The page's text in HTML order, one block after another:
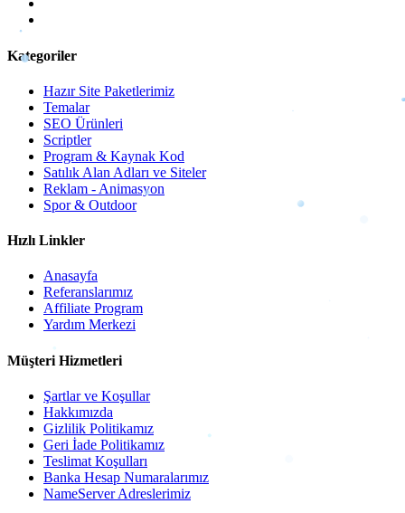
Kategoriler
Hazır Site Paketlerimiz
Temalar
SEO Ürünleri
Scriptler
Program & Kaynak Kod
Satılık Alan Adları ve Siteler
Reklam - Animasyon
Spor & Outdoor
Hızlı Linkler
Anasayfa
Referanslarımız
Affiliate Program
Yardım Merkezi
Müşteri Hizmetleri
Şartlar ve Koşullar
Hakkımızda
Gizlilik Politikamız
Geri İade Politikamız
Teslimat Koşulları
Banka Hesap Numaralarımız
NameServer Adreslerimiz